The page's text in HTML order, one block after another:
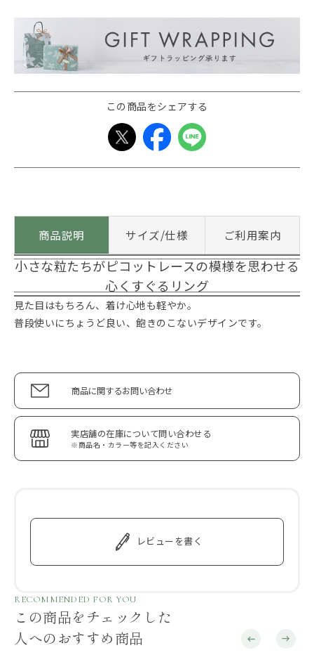
この商品をシェアする
商品説明 サイズ/仕様 ご利用案内
小さな粒たちがピコットレースの模様を思わせる
心くすぐるリング
見た目はもちろん、着け心地も軽やか。
普段使いにちょうど良い、飽きのこないデザインです。
商品に関するお問い合わせ
実店舗の在庫について問い合わせる
※商品名・カラー等を記入ください
レビューを書く
RECOMMENDED FOR YOU
この商品をチェックした
人へのおすすめ商品